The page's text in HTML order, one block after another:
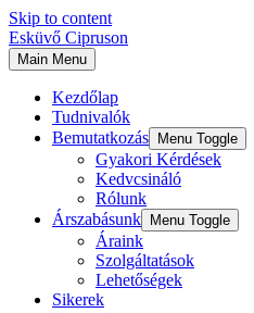
Skip to content
Esküvő Cipruson
Main Menu
Kezdőlap
Tudnivalók
Bemutatkozás
Menu Toggle
Gyakori Kérdések
Kedvcsináló
Rólunk
Árszabásunk
Menu Toggle
Áraink
Szolgáltatások
Lehetőségek
Sikerek